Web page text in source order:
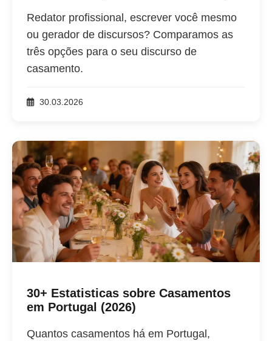
Redator profissional, escrever você mesmo
ou gerador de discursos? Comparamos as
três opções para o seu discurso de
casamento.
30.03.2026
30+ Estatisticas sobre Casamentos
em Portugal (2026)
Quantos casamentos há em Portugal,